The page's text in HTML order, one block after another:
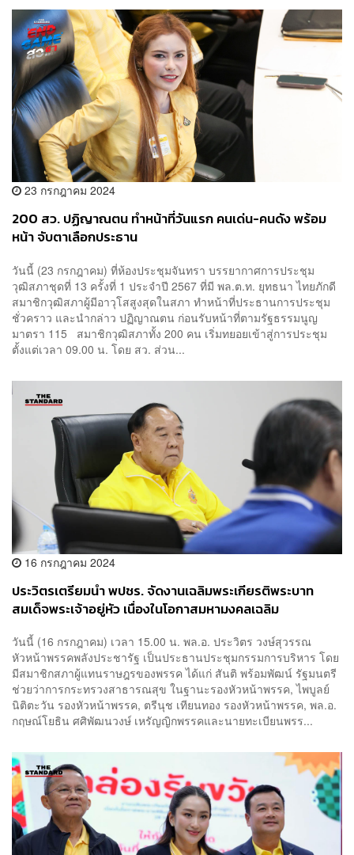
23 กรกฎาคม 2024
200 สว. ปฏิญาณตน ทำหน้าที่วันแรก คนเด่น-คนดัง พร้อม
หน้า จับตาเลือกประธาน
วันนี้ (23 กรกฎาคม) ที่ห้องประชุมจันทรา บรรยากาศการประชุม
วุฒิสภาชุดที่ 13 ครั้งที่ 1 ประจำปี 2567 ที่มี พล.ต.ท. ยุทธนา ไทยภักดี
สมาชิกวุฒิสภาผู้มีอาวุโสสูงสุดในสภา ทำหน้าที่ประธานการประชุม
ชั่วคราว และนำกล่าว ปฏิญาณตน ก่อนรับหน้าที่ตามรัฐธรรมนูญ
มาตรา 115 สมาชิกวุฒิสภาทั้ง 200 คน เริ่มทยอยเข้าสู่การประชุม
ตั้งแต่เวลา 09.00 น. โดย สว. ส่วน...
16 กรกฎาคม 2024
ประวิตรเตรียมนำ พปชร. จัดงานเฉลิมพระเกียรติพระบาท
สมเด็จพระเจ้าอยู่หัว เนื่องในโอกาสมหามงคลเฉลิม
วันนี้ (16 กรกฎาคม) เวลา 15.00 น. พล.อ. ประวิตร วงษ์สุวรรณ
หัวหน้าพรรคพลังประชารัฐ เป็นประธานประชุมกรรมการบริหาร โดย
มีสมาชิกสภาผู้แทนราษฎรของพรรค ได้แก่ สันติ พร้อมพัฒน์ รัฐมนตรี
ช่วยว่าการกระทรวงสาธารณสุข ในฐานะรองหัวหน้าพรรค, ไพบูลย์
นิติตะวัน รองหัวหน้าพรรค, ตรีนุช เทียนทอง รองหัวหน้าพรรค, พล.อ.
กฤษณ์โยธิน ศศิพัฒนวงษ์ เหรัญญิกพรรคและนายทะเบียนพรร...